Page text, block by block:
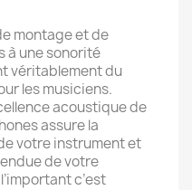
montage et de
à une sonorité
véritablement du
les musiciens.
acoustique de
assure la
votre instrument et
de votre
c’est